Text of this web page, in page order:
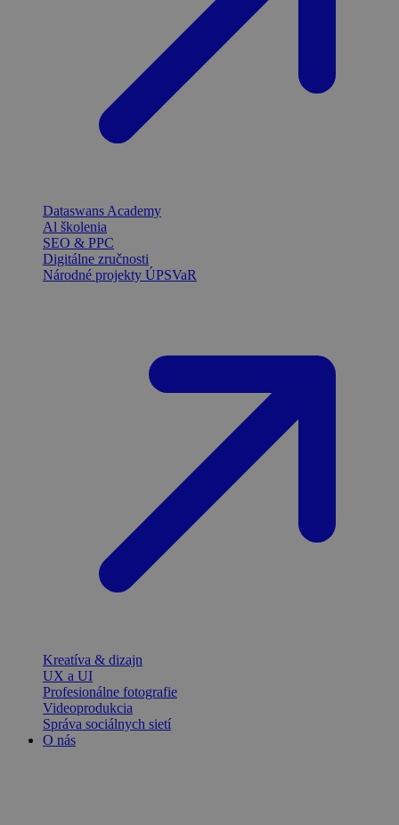
Dataswans Academy
Al školenia
SEO & PPC
Digitálne zručnosti
Národné projekty ÚPSVaR
Kreatíva & dizajn
UX a UI
Profesionálne fotografie
Videoprodukcia
Správa sociálnych sietí
O nás